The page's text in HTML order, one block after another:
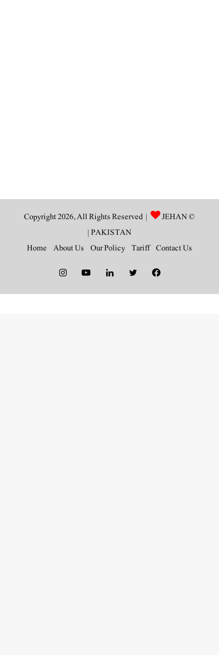
© Copyright 2026, All Rights Reserved |
JEHAN
PAKISTAN
|
Contact Us
Tariff
Our Policy
About Us
Home
Facebook
Twitter
LinkedIn
YouTube
Instagram